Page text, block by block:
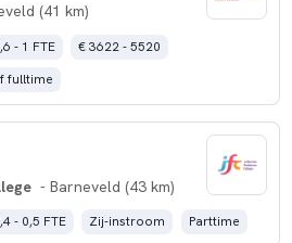
(41 km)
- 1 FTE
€ 3622 - 5520
fulltime
- Barneveld (43 km)
- 0,5 FTE Zij-instroom Parttime